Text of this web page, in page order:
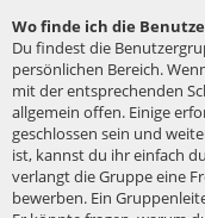
Wo finde ich die
Du findest die
persönlichen Bereich.
mit der entsprechenden
allgemein offen. Einige
geschlossen sein und
ist, kannst du ihr einfach
verlangt die Gruppe eine
bewerben. Ein